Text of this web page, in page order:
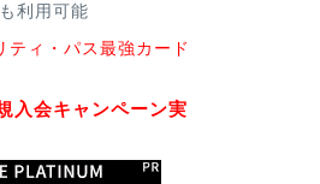
利用可能
ティ・パス最強カード
入会キャンペーン実